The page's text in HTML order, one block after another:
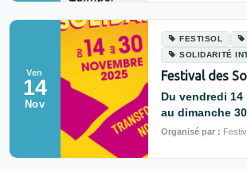
Ven
14
Nov
FESTISOL
SOLIDARITÉ
Festival des
Du vendredi
au dimanche
Organisé par :